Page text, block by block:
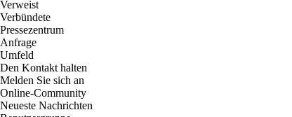
Verweist
Verbündete
Pressezentrum
Anfrage
Umfeld
Den Kontakt halten
Melden Sie sich an
Online-Community
Neueste Nachrichten